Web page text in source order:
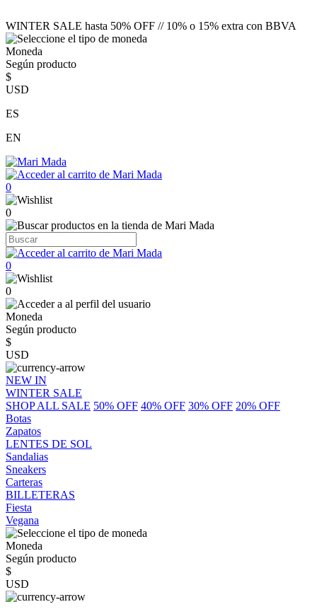
WINTER SALE hasta 50% OFF // 10% o 15% extra con BBVA
Moneda
Según producto
$
USD
ES
EN
0
0
0
0
Moneda
Según producto
$
USD
NEW IN
WINTER SALE
SHOP ALL SALE 50% OFF 40% OFF 30% OFF 20% OFF
Botas
Zapatos
LENTES DE SOL
Sandalias
Sneakers
Carteras
BILLETERAS
Fiesta
Vegana
Moneda
Según producto
$
USD